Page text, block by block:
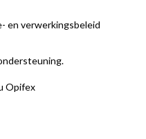
en verwerkingsbeleid
Opifex